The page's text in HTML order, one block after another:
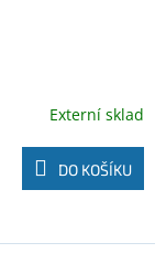
Externí sklad
DO KOŠÍKU